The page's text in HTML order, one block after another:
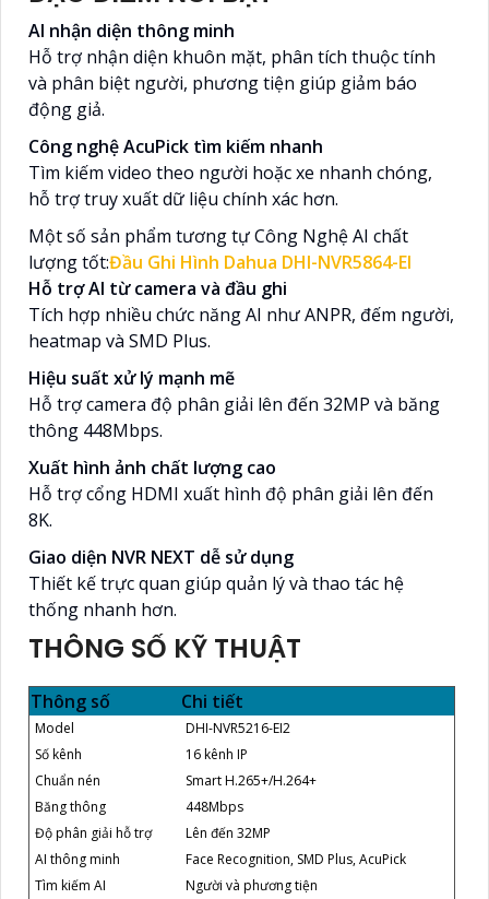
AI nhận diện thông minh
Hỗ trợ nhận diện khuôn mặt, phân tích thuộc tính
và phân biệt người, phương tiện giúp giảm báo
động giả.
Công nghệ AcuPick tìm kiếm nhanh
Tìm kiếm video theo người hoặc xe nhanh chóng,
hỗ trợ truy xuất dữ liệu chính xác hơn.
Một số sản phẩm tương tự Công Nghệ AI chất
lượng tốt:Đầu Ghi Hình Dahua DHI-NVR5864-EI
Hỗ trợ AI từ camera và đầu ghi
Tích hợp nhiều chức năng AI như ANPR, đếm người,
heatmap và SMD Plus.
Hiệu suất xử lý mạnh mẽ
Hỗ trợ camera độ phân giải lên đến 32MP và băng
thông 448Mbps.
Xuất hình ảnh chất lượng cao
Hỗ trợ cổng HDMI xuất hình độ phân giải lên đến
8K.
Giao diện NVR NEXT dễ sử dụng
Thiết kế trực quan giúp quản lý và thao tác hệ
thống nhanh hơn.
THÔNG SỐ KỸ THUẬT
Thông số Chi tiết
Model
DHI-NVR5216-EI2
Số kênh
16 kênh IP
Chuẩn nén
Smart H.265+/H.264+
Băng thông
448Mbps
Độ phân giải hỗ trợ
Lên đến 32MP
AI thông minh
Face Recognition, SMD Plus, AcuPick
Tìm kiếm AI
Người và phương tiện